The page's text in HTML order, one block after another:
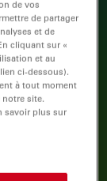
de vos
de partager
et de
cliquant sur «
et au
ci-dessous).
à tout moment
notre site.
savoir plus sur